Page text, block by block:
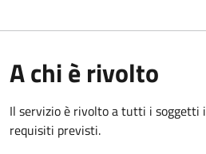
A chi è rivolto
Il servizio è rivolto a tutti i soggetti
requisiti previsti.